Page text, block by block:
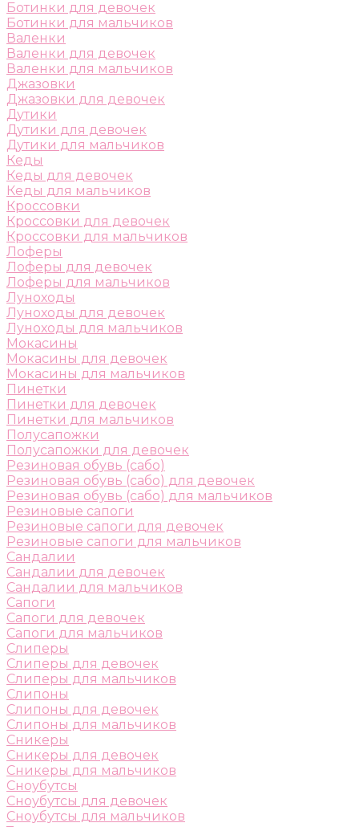
Ботинки для девочек
Ботинки для мальчиков
Валенки
Валенки для девочек
Валенки для мальчиков
Джазовки
Джазовки для девочек
Дутики
Дутики для девочек
Дутики для мальчиков
Кеды
Кеды для девочек
Кеды для мальчиков
Кроссовки
Кроссовки для девочек
Кроссовки для мальчиков
Лоферы
Лоферы для девочек
Лоферы для мальчиков
Луноходы
Луноходы для девочек
Луноходы для мальчиков
Мокасины
Мокасины для девочек
Мокасины для мальчиков
Пинетки
Пинетки для девочек
Пинетки для мальчиков
Полусапожки
Полусапожки для девочек
Резиновая обувь (сабо)
Резиновая обувь (сабо) для девочек
Резиновая обувь (сабо) для мальчиков
Резиновые сапоги
Резиновые сапоги для девочек
Резиновые сапоги для мальчиков
Сандалии
Сандалии для девочек
Сандалии для мальчиков
Сапоги
Сапоги для девочек
Сапоги для мальчиков
Слиперы
Слиперы для девочек
Слиперы для мальчиков
Слипоны
Слипоны для девочек
Слипоны для мальчиков
Сникеры
Сникеры для девочек
Сникеры для мальчиков
Сноубутсы
Сноубутсы для девочек
Сноубутсы для мальчиков